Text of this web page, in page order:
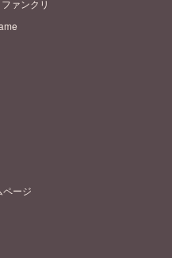
ァンクリ
ページ